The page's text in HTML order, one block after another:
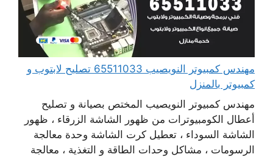
مهندس كمبيوتر النويصيب 65511033 تصليح لابتوب و
كمبيوتر بالمنزل
مهندس كمبيوتر النويصيب المختص بصيانة و تصليح
أعطال الكومبيوترات من ظهور الشاشة الزرقاء ، ظهور
الشاشة السوداء ، تعطيل كرت الشاشة وحدة معالجة
الرسومات ، مشاكل وحدات الطاقة و التغذية ، معالجة